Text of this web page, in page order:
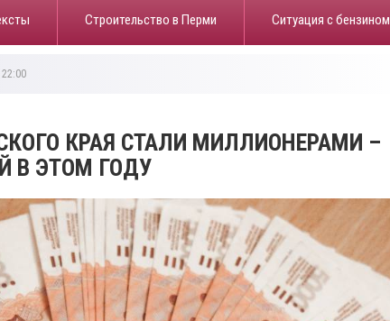
Строительство в Перми ​Ситуация с бензином
КРАЯ СТАЛИ МИЛЛИОНЕРАМИ –
В ЭТОМ ГОДУ